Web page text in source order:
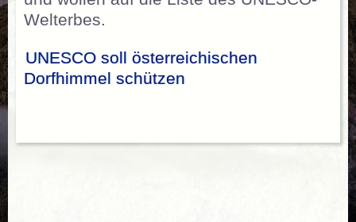
Welterbes.
UNESCO soll österreichischen
Dorfhimmel schützen